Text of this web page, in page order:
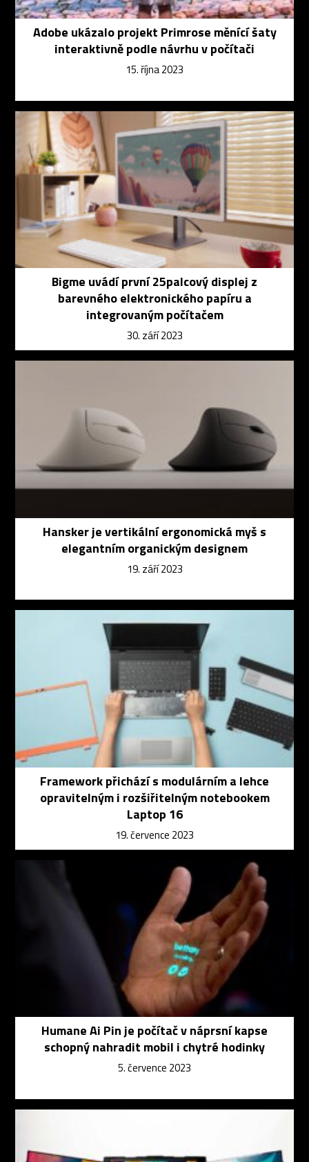
Adobe ukázalo projekt Primrose měnící šaty
interaktivně podle návrhu v počítači
15. října 2023
Bigme uvádí první 25palcový displej z
barevného elektronického papíru a
integrovaným počítačem
30. září 2023
Hansker je vertikální ergonomická myš s
elegantním organickým designem
19. září 2023
Framework přichází s modulárním a lehce
opravitelným i rozšiřitelným notebookem
Laptop 16
19. července 2023
Humane Ai Pin je počítač v náprsní kapse
schopný nahradit mobil i chytré hodinky
5. července 2023